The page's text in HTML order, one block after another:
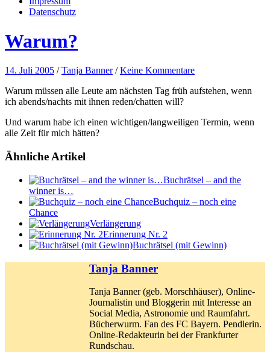
Datenschutz
Warum?
14. Juli 2005 /Tanja Banner /Keine Kommentare
Warum müssen alle Leute am nächsten Tag früh aufstehen, wenn
ich abends/nachts mit ihnen reden/chatten will?
Und warum habe ich einen wichtigen/langweiligen Termin, wenn
alle Zeit für mich hätten?
Ähnliche Artikel
Buchrätsel – and the
winner is…
Buchquiz – noch eine
Chance
Verlängerung
Erinnerung Nr. 2
Buchrätsel (mit Gewinn)
Tanja Banner
Tanja Banner (geb. Morschhäuser), Online-
Journalistin und Bloggerin mit Interesse an
Social Media, Astronomie und Raumfahrt.
Bücherwurm. Fan des FC Bayern. Pendlerin.
Online-Redakteurin bei der Frankfurter
Rundschau.